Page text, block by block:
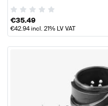
€35.49
€42.94incl. 21% LV VAT